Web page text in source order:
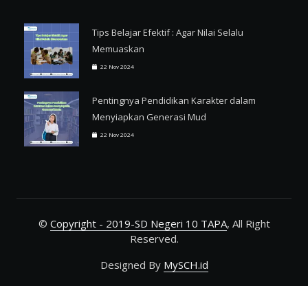
Tips Belajar Efektif : Agar Nilai Selalu
Memuaskan
22 Nov 2024
Pentingnya Pendidikan Karakter dalam
Menyiapkan Generasi Mud
22 Nov 2024
© Copyright - 2019-SD Negeri 10 TAPA, All Right
Reserved.
Designed By MySCH.id